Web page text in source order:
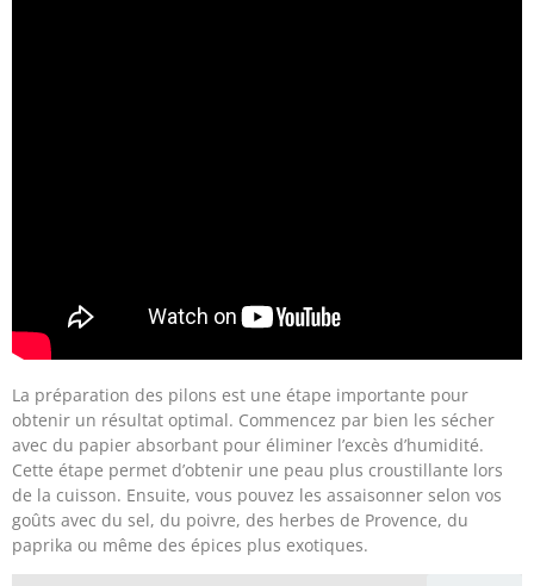
La préparation des pilons est une étape importante pour
obtenir un résultat optimal. Commencez par bien les sécher
avec du papier absorbant pour éliminer l’excès d’humidité.
Cette étape permet d’obtenir une peau plus croustillante lors
de la cuisson. Ensuite, vous pouvez les assaisonner selon vos
goûts avec du sel, du poivre, des herbes de Provence, du
paprika ou même des épices plus exotiques.